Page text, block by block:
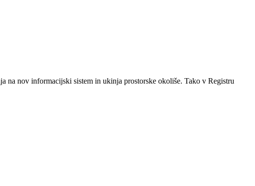
na nov informacijski sistem in ukinja prostorske okoliše. Tako v Registru